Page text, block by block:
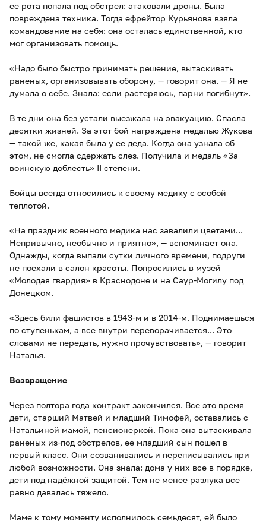
ее рота попала под обстрел: атаковали дроны. Была
повреждена техника. Тогда ефрейтор Курьянова взяла
командование на себя: она осталась единственной, кто
мог организовать помощь.
«Надо было быстро принимать решение, вытаскивать
раненых, организовывать оборону, — говорит она. — Я не
думала о себе. Знала: если растеряюсь, парни погибнут».
В те дни она без устали выезжала на эвакуацию. Спасла
десятки жизней. За этот бой награждена медалью Жукова
— такой же, какая была у ее деда. Когда она узнала об
этом, не смогла сдержать слез. Получила и медаль «За
воинскую доблесть» II степени.
Бойцы всегда относились к своему медику с особой
теплотой.
«На праздник военного медика нас завалили цветами...
Непривычно, необычно и приятно», — вспоминает она.
Однажды, когда выпали сутки личного времени, подруги
не поехали в салон красоты. Попросились в музей
«Молодая гвардия» в Краснодоне и на Саур-Могилу под
Донецком.
«Здесь били фашистов в 1943-м и в 2014-м. Поднимаешься
по ступенькам, а все внутри переворачивается... Это
словами не передать, нужно прочувствовать», — говорит
Наталья.
Возвращение
Через полтора года контракт закончился. Все это время
дети, старший Матвей и младший Тимофей, оставались с
Натальиной мамой, пенсионеркой. Пока она вытаскивала
раненых из-под обстрелов, ее младший сын пошел в
первый класс. Они созванивались и переписывались при
любой возможности. Она знала: дома у них все в порядке,
дети под надёжной защитой. Тем не менее разлука все
равно давалась тяжело.
Маме к тому моменту исполнилось семьдесят, ей было